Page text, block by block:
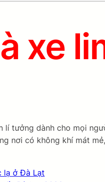
xe
tưởng dành cho mọi
nơi có không khí mát
lạ ở Đà Lạt